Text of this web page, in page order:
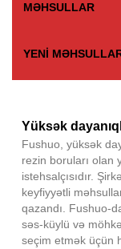
MƏHSULLAR
YENI
Yüksək
Fushuo, yüksək
rezin boruları olan
istehsalçısıdır.
keyfiyyətli
qazandı. Fushuo-
səs-küylü və
seçim etmək üçün